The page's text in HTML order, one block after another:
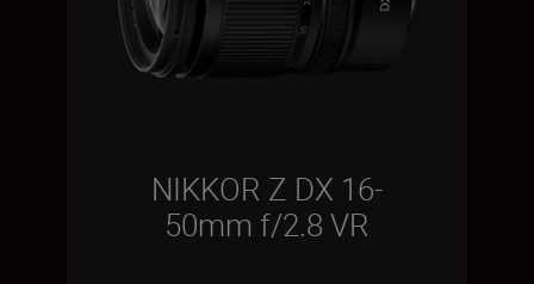
NIKKOR Z DX 16-
50mm f/2.8 VR